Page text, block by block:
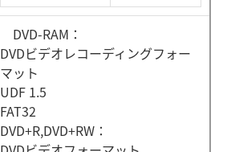
DVD-RAM：
DVDビデオレコーディングフォー
マット
UDF 1.5
FAT32
DVD+R,DVD+RW：